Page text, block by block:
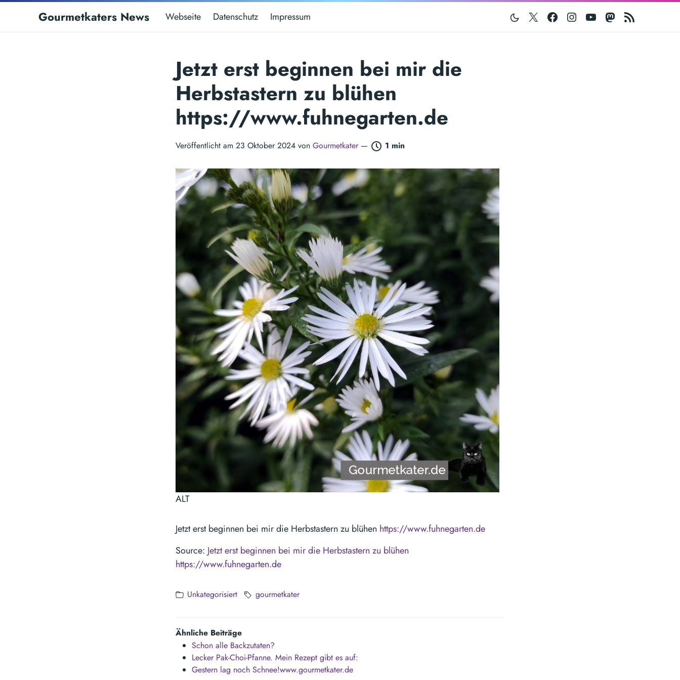
Gourmetkaters News TwitterFacebook
Instagram
YoutubeMastodon
Webseite Datenschutz Impressum
Jetzt erst beginnen bei mir die
Herbstastern zu blühen
https://www.fuhnegarten.de
Veröffentlicht am 23 Oktober 2024 vonGourmetkater — 1 min
ALT
Jetzt erst beginnen bei mir die Herbstastern zu blühen https://www.fuhnegarten.de
Source: Jetzt erst beginnen bei mir die Herbstastern zu blühen
https://www.fuhnegarten.de
Unkategorisiert gourmetkater
Ähnliche Beiträge
Schon alle Backzutaten?
Lecker Pak-Choi-Pfanne. Mein Rezept gibt es auf:
Gestern lag noch Schnee!www.gourmetkater.de